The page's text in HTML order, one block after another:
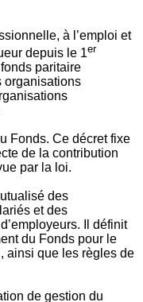
à l’emploi et
depuis le 1er
paritaire
organisations
Fonds. Ce décret fixe
de la contribution
par la loi.
des
et des
Il définit
du Fonds pour le
ainsi que les règles de
de gestion du